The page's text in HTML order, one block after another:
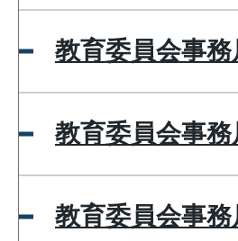
教育委員会事
教育委員会事
教育委員会事